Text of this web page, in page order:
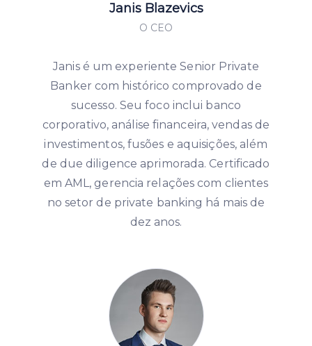
Janis Blazevics
O CEO
Janis é um experiente Senior Private
Banker com histórico comprovado de
sucesso. Seu foco inclui banco
corporativo, análise financeira, vendas de
investimentos, fusões e aquisições, além
de due diligence aprimorada. Certificado
em AML, gerencia relações com clientes
no setor de private banking há mais de
dez anos.